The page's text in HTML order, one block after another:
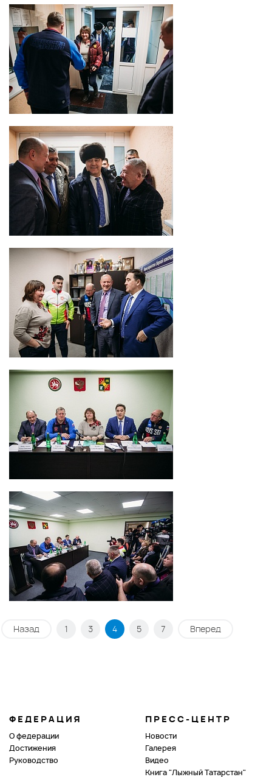
Назад 1 3 4 5 7 Вперед
ФЕДЕРАЦИЯ
О федерации
Достижения
Руководство
ПРЕСС-ЦЕНТР
Новости
Галерея
Видео
Книга "Лыжный Татарстан"